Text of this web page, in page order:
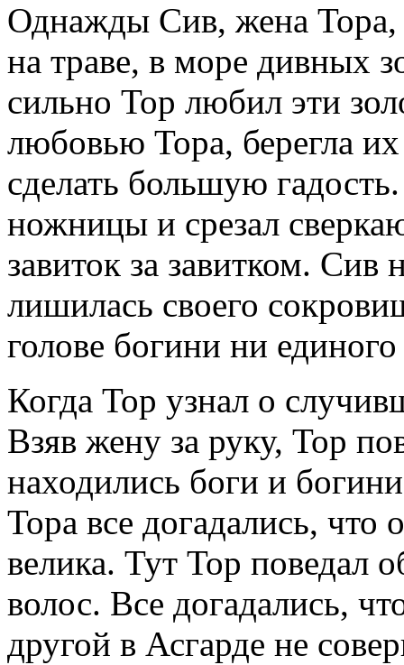
Однажды Сив, жена Тора,
на траве, в море дивных
сильно Тор любил эти
любовью Тора, берегла
сделать большую
ножницы и срезал
завиток за завитком. Сив
лишилась своего
голове богини ни
Когда Тор узнал о
Взяв жену за руку, Тор
находились боги и
Тора все догадались, что
велика. Тут Тор поведал
волос. Все догадались,
другой в Асгарде не